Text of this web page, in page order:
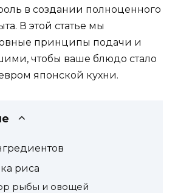
в создании полноценного
В этой статье мы
принципы подачи и
чтобы ваше блюдо стало
японской кухни.
риса
рыбы и овощей